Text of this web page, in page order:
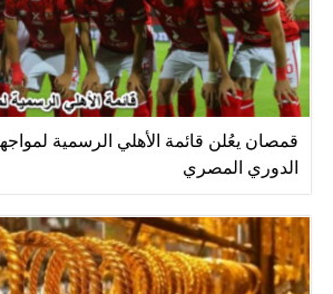
قمصان يعُلن قائمة الأهلي الرسمية
الدوري المصري